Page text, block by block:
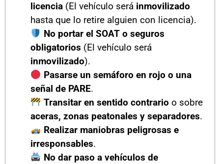
licencia (El vehículo será inmovilizado
hasta que lo retire alguien con licencia).
No portar el SOAT o seguros
obligatorios (El vehículo será
inmovilizado).
Pasarse un semáforo en rojo o una
señal de PARE.
Transitar en sentido contrario o sobre
aceras, zonas peatonales y separadores.
Realizar maniobras peligrosas e
irresponsables.
No dar paso a vehículos de